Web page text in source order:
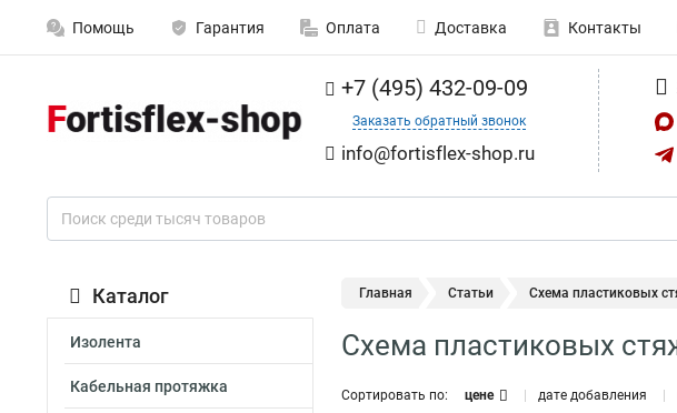
Помощь Гарантия Оплата Доставка Контакты
+7 (495) 432-09-09
Заказать обратный звонок
info@fortisflex-shop.ru
Каталог
Изолента
Кабельная протяжка
Главная Статьи Схема пластиковых
Схема пластиковых
Сортировать по: цене дате добавления